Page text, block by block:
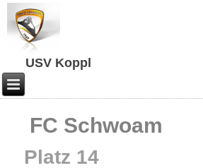
USV Koppl
FC Schwoam
Platz 14